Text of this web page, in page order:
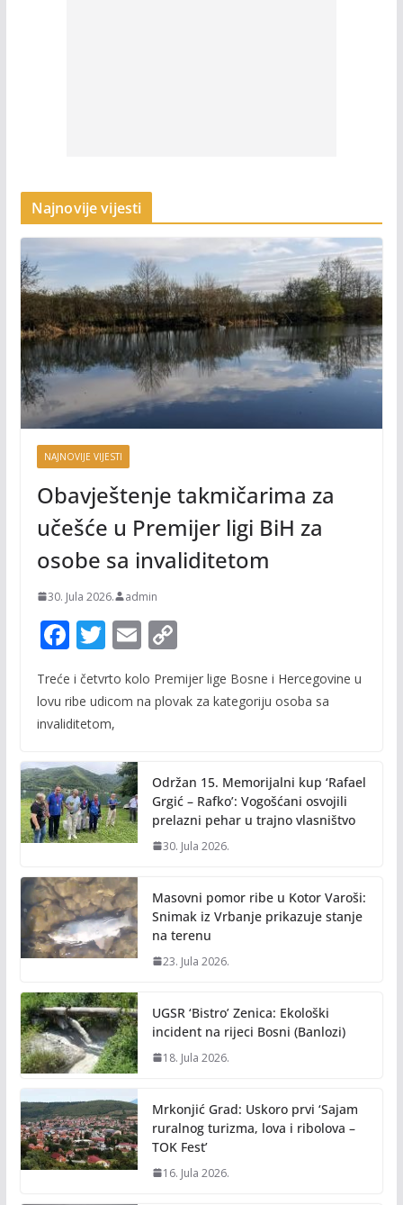
Najnovije vijesti
NAJNOVIJE VIJESTI
Obavještenje takmičarima za
učešće u Premijer ligi BiH za
osobe sa invaliditetom
30. Jula 2026. admin
F
e
b
o
k
T
itt
er
E
ai
C
p
n
k
Treće i četvrto kolo Premijer lige Bosne i Hercegovine u
lovu ribe udicom na plovak za kategoriju osoba sa
invaliditetom,
Održan 15. Memorijalni kup ‘Rafael
Grgić – Rafko’: Vogošćani osvojili
prelazni pehar u trajno vlasništvo
30. Jula 2026.
Masovni pomor ribe u Kotor Varoši:
Snimak iz Vrbanje prikazuje stanje
na terenu
23. Jula 2026.
UGSR ‘Bistro’ Zenica: Ekološki
incident na rijeci Bosni (Banlozi)
18. Jula 2026.
Mrkonjić Grad: Uskoro prvi ‘Sajam
ruralnog turizma, lova i ribolova –
TOK Fest’
16. Jula 2026.